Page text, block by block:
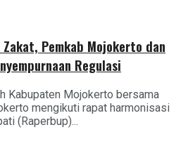
Pemkab Mojokerto dan
Regulasi
Kabupaten Mojokerto bersama
mengikuti rapat harmonisasi
(Raperbup)...